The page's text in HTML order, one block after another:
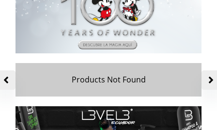
Products Not Found